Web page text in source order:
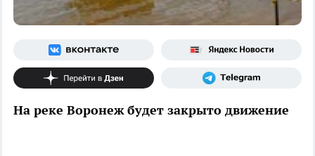
На реке Воронеж будет закрыто движение